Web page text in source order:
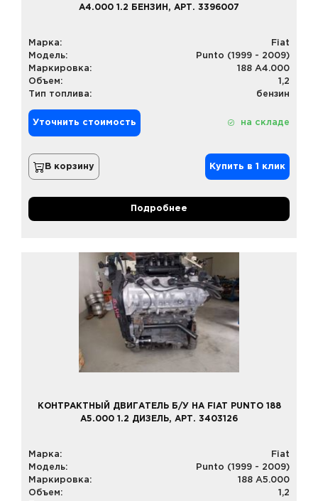
A4.000 1.2 БЕНЗИН, АРТ. 3396007
Марка:
Fiat
Модель:
Punto (1999 - 2009)
Маркировка:
188 A4.000
Объем:
1,2
Тип топлива:
бензин
Уточнить стоимость на складе
В корзину Купить в 1 клик
Подробнее
КОНТРАКТНЫЙ ДВИГАТЕЛЬ Б/У НА FIAT PUNTO 188
A5.000 1.2 ДИЗЕЛЬ, АРТ. 3403126
Марка:
Fiat
Модель:
Punto (1999 - 2009)
Маркировка:
188 A5.000
Объем:
1,2